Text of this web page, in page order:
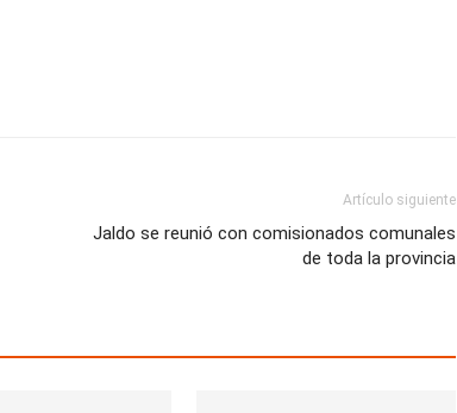
Artículo siguiente
Jaldo se reunió con comisionados comunales
de toda la provincia